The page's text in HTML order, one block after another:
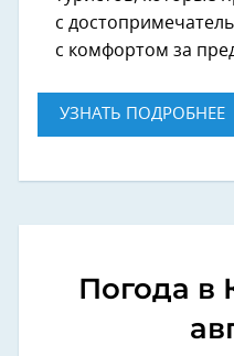
с
с комфортом за
УЗНАТЬ ПОДРОБНЕЕ
Погода в